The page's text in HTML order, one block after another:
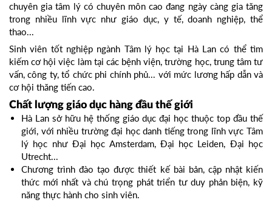
chuyên gia tâm lý có chuyên môn cao đang ngày càng gia tăng
trong nhiều lĩnh vực như giáo dục, y tế, doanh nghiệp, thể
thao...
Sinh viên tốt nghiệp ngành Tâm lý học tại Hà Lan có thể tìm
kiếm cơ hội việc làm tại các bệnh viện, trường học, trung tâm tư
vấn, công ty, tổ chức phi chính phủ... với mức lương hấp dẫn và
cơ hội thăng tiến cao.
Chất lượng giáo dục hàng đầu thế giới
Hà Lan sở hữu hệ thống giáo dục đại học thuộc top đầu thế
giới, với nhiều trường đại học danh tiếng trong lĩnh vực Tâm
lý học như Đại học Amsterdam, Đại học Leiden, Đại học
Utrecht...
Chương trình đào tạo được thiết kế bài bản, cập nhật kiến
thức mới nhất và chú trọng phát triển tư duy phản biện, kỹ
năng thực hành cho sinh viên.